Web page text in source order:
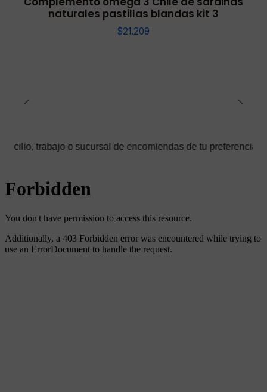
Complemento omega 3 Chile de sardinas
naturales pastillas blandas kit 3
$21.209
de encomiendas de tu preferencia ✅ Podrás